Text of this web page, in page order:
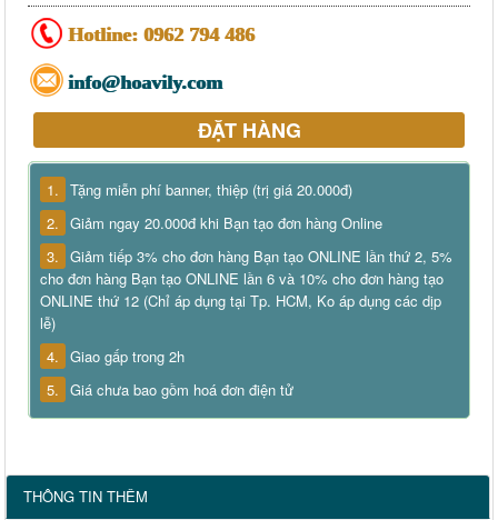
Hotline: 0962 794 486
info@hoavily.com
ĐẶT HÀNG
1. Tặng miễn phí banner, thiệp (trị giá 20.000đ)
2. Giảm ngay 20.000đ khi Bạn tạo đơn hàng Online
3. Giảm tiếp 3% cho đơn hàng Bạn tạo ONLINE lần thứ 2, 5%
cho đơn hàng Bạn tạo ONLINE lần 6 và 10% cho đơn hàng tạo
ONLINE thứ 12 (Chỉ áp dụng tại Tp. HCM, Ko áp dụng các dịp
lễ)
4. Giao gấp trong 2h
5. Giá chưa bao gồm hoá đơn điện tử
THÔNG TIN THÊM